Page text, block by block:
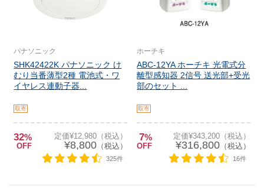
パナソニック
SHK42422K パナソニック け
むり当番薄型2種 電池式・ワ
イヤレス連動子器...
取寄
32%
OFF
定価¥12,980（税込）
¥8,800（税込）
325件
ホーチキ
ABC-12YA ホーチキ 光電式分
離型感知器 2信号 送光部+受光
部のセット ...
取寄
7%
OFF
定価¥343,200（税込）
¥316,800（税込）
16件